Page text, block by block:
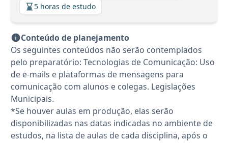
5 horas de estudo
Conteúdo de planejamento
Os seguintes conteúdos não serão contemplados
pelo preparatório: Tecnologias de Comunicação: Uso
de e-mails e plataformas de mensagens para
comunicação com alunos e colegas. Legislações
Municipais.
*Se houver aulas em produção, elas serão
disponibilizadas nas datas indicadas no ambiente de
estudos, na lista de aulas de cada disciplina, após o